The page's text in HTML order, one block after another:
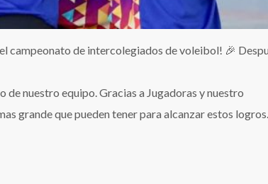
campeonato de intercolegiados de voleibol! 🎉
nuestro equipo. Gracias a Jugadoras y nuestro
grande que pueden tener para alcanzar estos logros.